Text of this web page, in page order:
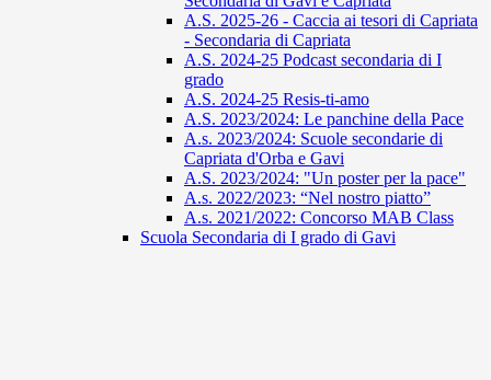
A.S. 2025-26 - Caccia ai tesori di Capriata
- Secondaria di Capriata
A.S. 2024-25 Podcast secondaria di I
grado
A.S. 2024-25 Resis-ti-amo
A.S. 2023/2024: Le panchine della Pace
A.s. 2023/2024: Scuole secondarie di
Capriata d'Orba e Gavi
A.S. 2023/2024: "Un poster per la pace"
A.s. 2022/2023: “Nel nostro piatto”
A.s. 2021/2022: Concorso MAB Class
Scuola Secondaria di I grado di Gavi